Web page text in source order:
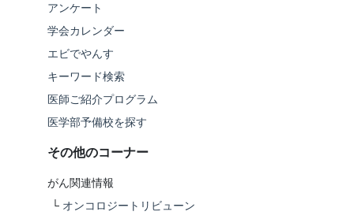
アンケート
学会カレンダー
エビでやんす
キーワード検索
医師ご紹介プログラム
医学部予備校を探す
その他のコーナー
がん関連情報
└ オンコロジートリビューン